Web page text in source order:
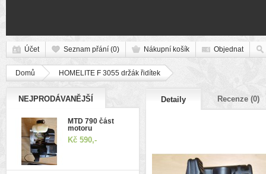
Účet Seznam přání (0) Nákupní košík Objednat
Domů HOMELITE F 3055 držák řidítek
NEJPRODÁVANĚJŠÍ
MTD 790 část
motoru
Kč 590,-
Detaily Recenze (0)